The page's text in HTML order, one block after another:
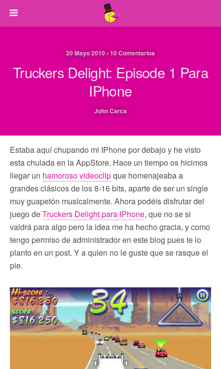
20 Mayo 2010 • 10 Comentarios
Truckers Delight: Episode 1 Para
IPhone
John Carca
Estaba aquí chupando mi IPhone por debajo y he visto
esta chulada en la AppStore. Hace un tiempo os hicimos
llegar un hamoroso videoclipque homenajeaba a
grandes clásicos de los 8-16 bits, aparte de ser un single
muy guapetón musicalmente. Ahora podéis disfrutar del
juego deTruckers Delight para IPhone, que no se si
valdrá para algo pero la idea me ha hecho gracia, y como
tengo permiso de administrador en este blog pues te lo
planto en un post. Y a quien no le guste que se rasque el
pie.